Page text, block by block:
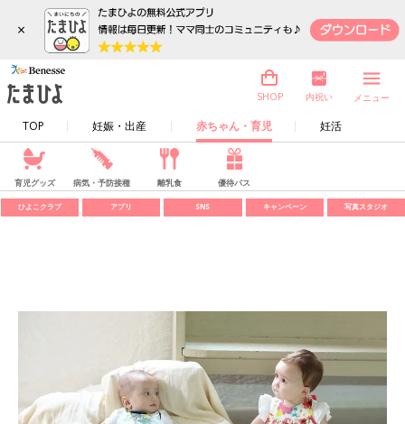
×
TOP 妊娠・出産 赤ちゃん・育児 妊活
SHOP 内祝い メニュー
育児グッズ 病気・予防接種 離乳食 優待パス
ひよこクラブ アプリ SNS キャンペーン 写真スタジオ